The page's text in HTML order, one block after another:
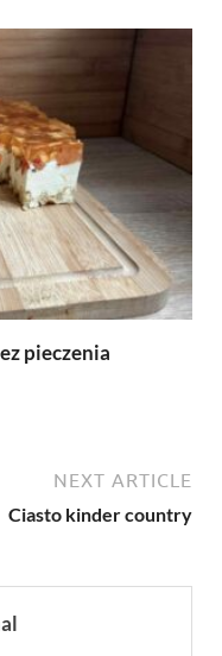
pieczenia
NEXT ARTICLE
Ciasto kinder country